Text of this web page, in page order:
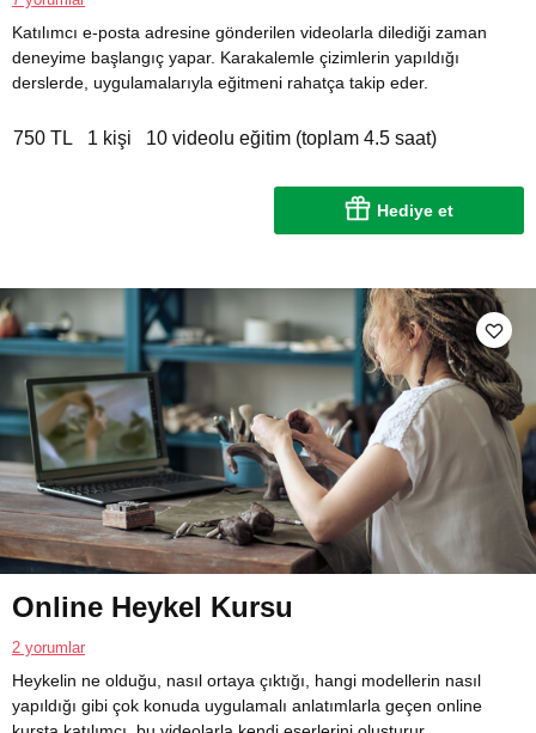
Katılımcı e-posta adresine gönderilen videolarla dilediği zaman
deneyime başlangıç yapar. Karakalemle çizimlerin yapıldığı
derslerde, uygulamalarıyla eğitmeni rahatça takip eder.
750 TL 1 kişi 10 videolu eğitim (toplam 4.5 saat)
Hediye et
Online Heykel Kursu
2 yorumlar
Heykelin ne olduğu, nasıl ortaya çıktığı, hangi modellerin nasıl
yapıldığı gibi çok konuda uygulamalı anlatımlarla geçen online